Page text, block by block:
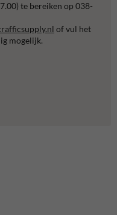
te bereiken op 038-
of vul het
mogelijk.